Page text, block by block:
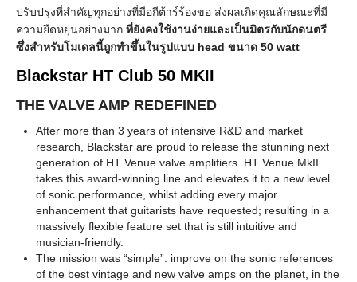
ปรับปรุงที่สำคัญทุกอย่างที่มือกีต้าร์ร้องขอ ส่งผลเกิดคุณลักษณะที่มี
ความยืดหยุ่นอย่างมาก ที่ยังคงใช้งานง่ายและเป็นมิตรกับนักดนตรี
ซึ่งสำหรับโมเดลนี้ถูกทำขึ้นในรูปแบบ head ขนาด 50 watt
Blackstar HT Club 50 MKII
THE VALVE AMP REDEFINED
After more than 3 years of intensive R&D and market
research, Blackstar are proud to release the stunning next
generation of HT Venue valve amplifiers. HT Venue MkII
takes this award-winning line and elevates it to a new level
of sonic performance, whilst adding every major
enhancement that guitarists have requested; resulting in a
massively flexible feature set that is still intuitive and
musician-friendly.
The mission was “simple”: improve on the sonic references
of the best vintage and new valve amps on the planet, in the